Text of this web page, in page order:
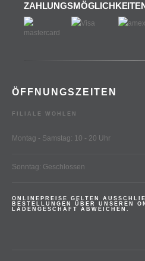
ÖFFNUNGSZEITEN
FILIALE WOHLEN
Montag - Samstag: 10 - 20 Uhr
Sonntag: Geschlossen
ONLINEPREISE GELTEN
BESTELLUNGEN ÜBER UNSEREN
LADENGESCHÄFT ABWEICHEN.